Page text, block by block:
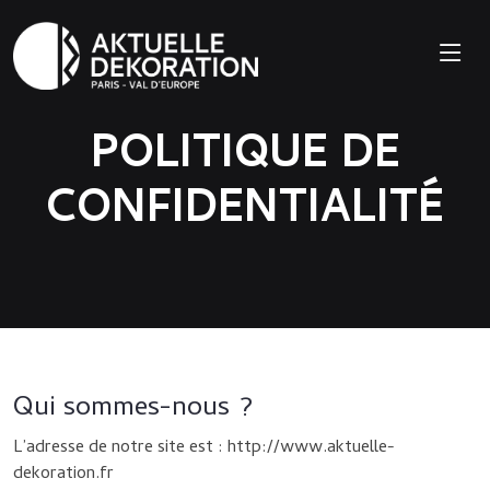
POLITIQUE DE
CONFIDENTIALITÉ
Qui sommes-nous ?
L’adresse de notre site est : http://www.aktuelle-
dekoration.fr